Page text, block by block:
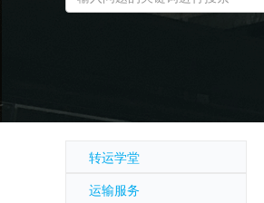
转运学堂
运输服务